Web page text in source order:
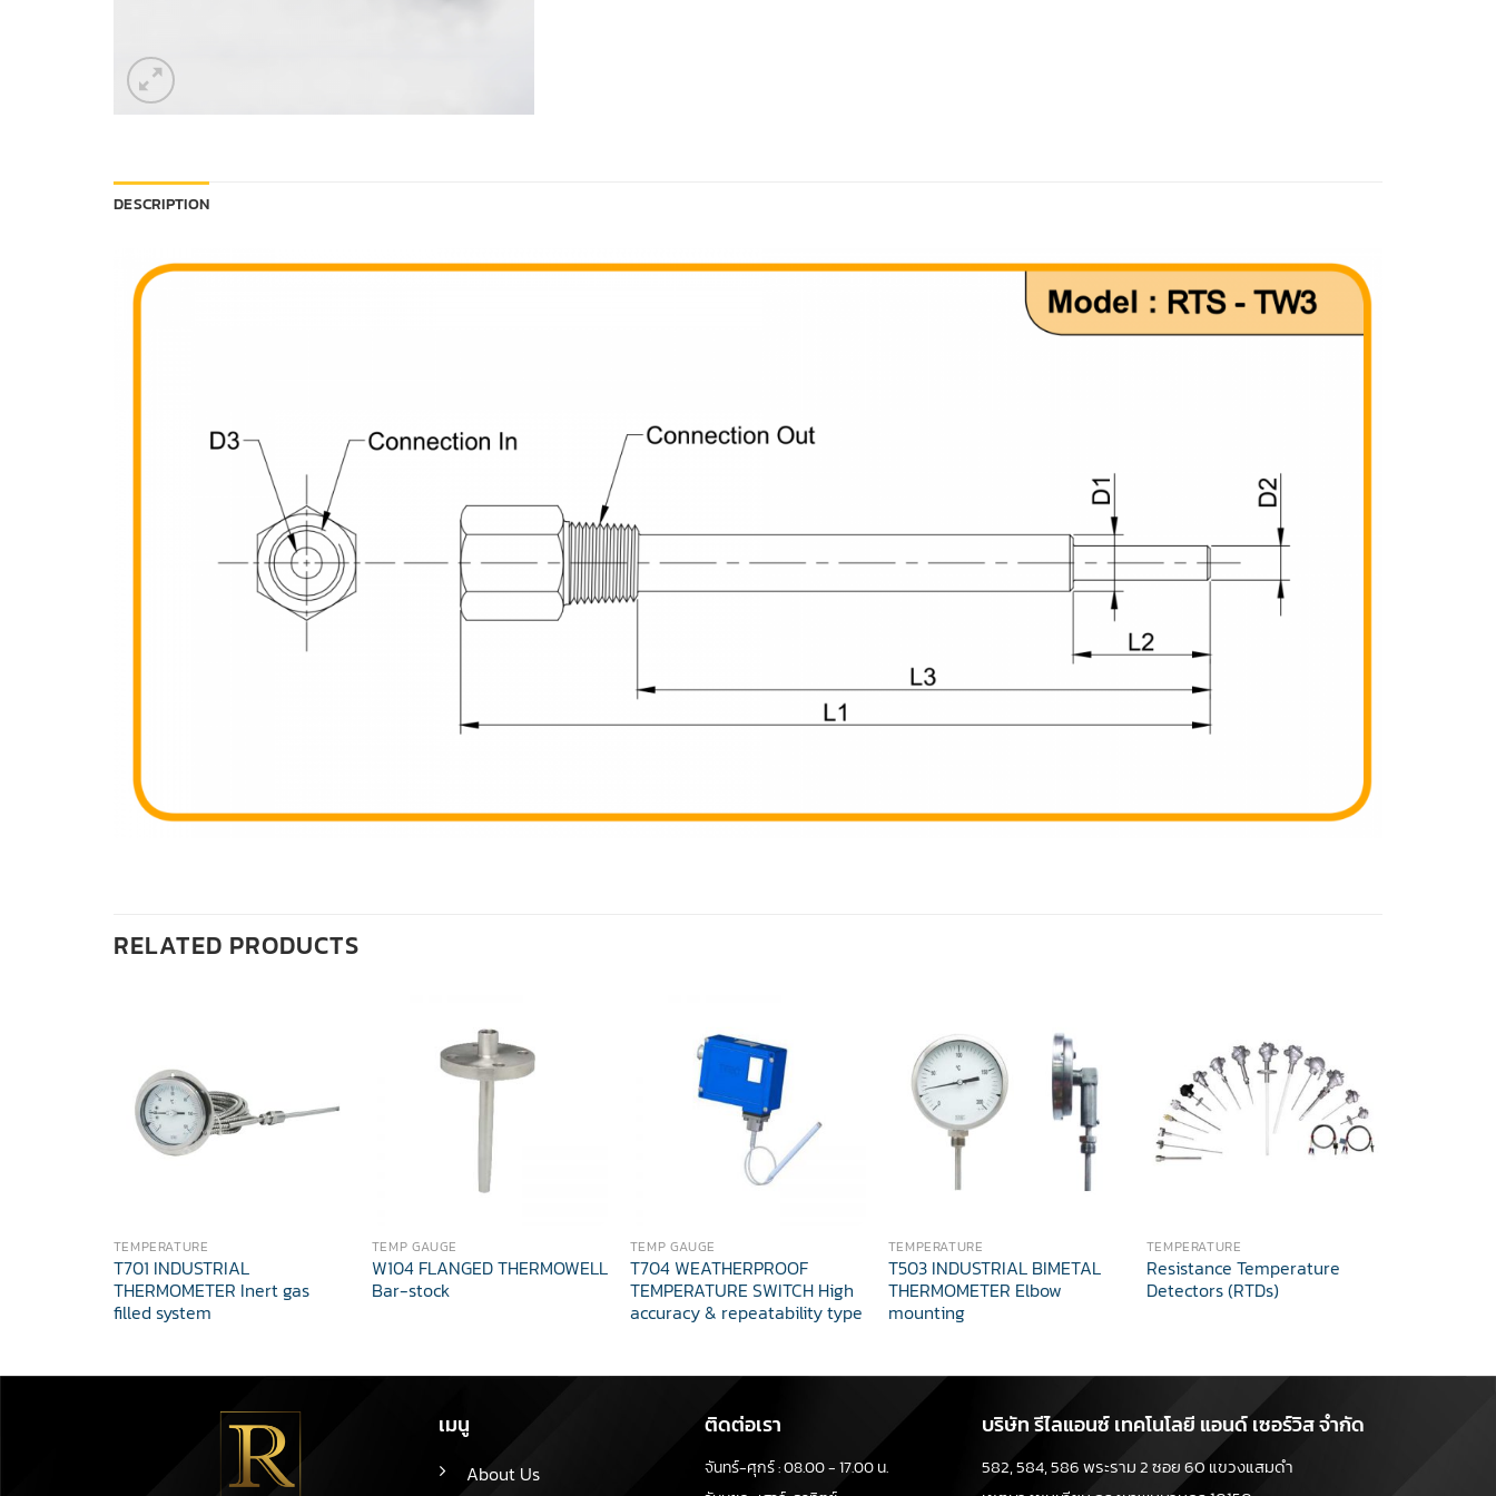
DESCRIPTION
RELATED PRODUCTS
TEMPERATURE
T701 INDUSTRIAL
THERMOMETER Inert gas
filled system
TEMP GAUGE
W104 FLANGED THERMOWELL
Bar-stock
TEMP GAUGE
T704 WEATHERPROOF
TEMPERATURE SWITCH High
accuracy & repeatability type
TEMPERATURE
T503 INDUSTRIAL BIMETAL
THERMOMETER Elbow
mounting
TEMPERATURE
Resistance Temperature
Detectors (RTDs)
เมนู
About Us
ติดต่อเรา
จันทร์-ศุกร์ : 08.00 - 17.00 น.
บริษัท รีไลแอนซ์ เทคโนโลยี แอนด์ เซอร์วิส จำกัด
582, 584, 586 พระราม 2 ซอย 60 แขวงแสมดำ